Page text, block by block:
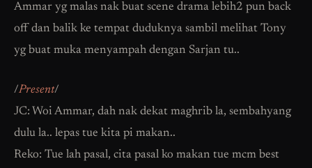
Ammar yg malas nak buat scene drama lebih2 pun back
off dan balik ke tempat duduknya sambil melihat Tony
yg buat muka menyampah dengan Sarjan tu..
/Present/
JC: Woi Ammar, dah nak dekat maghrib la, sembahyang
dulu la.. lepas tue kita pi makan..
Reko: Tue lah pasal, cita pasal ko makan tue mcm best